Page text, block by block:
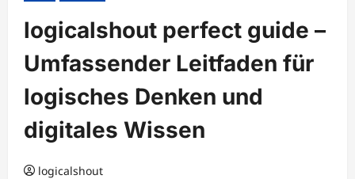
logicalshout perfect guide –
Umfassender Leitfaden für
logisches Denken und
digitales Wissen
logicalshout